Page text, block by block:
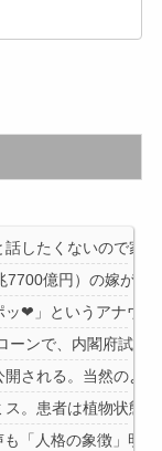
したくないので家
7700億円）の嫁がコ
ッ❤」というアナウ
ンで、内閣府試算
開される。当然のよ
。患者は植物状態
も「人格の象徴」明